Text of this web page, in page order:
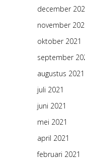
december
november
oktober 2021
september
augustus 2021
juli 2021
juni 2021
mei 2021
april 2021
februari 2021